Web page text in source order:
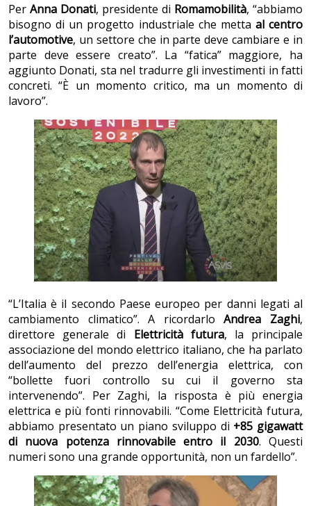
Per Anna Donati, presidente di Romamobilità, “abbiamo
bisogno di un progetto industriale che metta al centro
l’automotive, un settore che in parte deve cambiare e in
parte deve essere creato”. La “fatica” maggiore, ha
aggiunto Donati, sta nel tradurre gli investimenti in fatti
concreti. “È un momento critico, ma un momento di
lavoro”.
“L’Italia è il secondo Paese europeo per danni legati al
cambiamento climatico”. A ricordarloAndrea Zaghi,
direttore generale di Elettricità futura, la principale
associazione del mondo elettrico italiano, che ha parlato
dell’aumento del prezzo dell’energia elettrica, con
“bollette fuori controllo su cui il governo sta
intervenendo”. Per Zaghi, la risposta è più energia
elettrica e più fonti rinnovabili. “Come Elettricità futura,
abbiamo presentato un piano sviluppo di +85 gigawatt
di nuova potenza rinnovabile entro il 2030. Questi
numeri sono una grande opportunità, non un fardello”.